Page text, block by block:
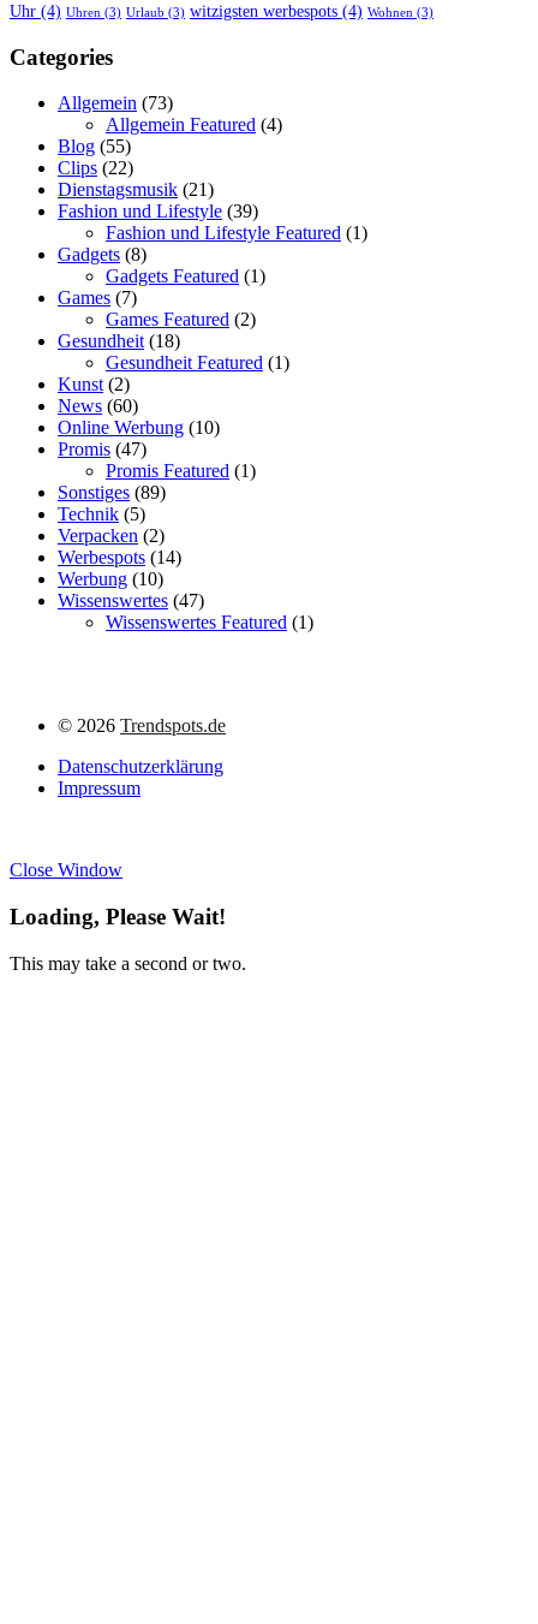
Uhr (4) Uhren (3) Urlaub (3) witzigsten werbespots (4) Wohnen (3)
Categories
Allgemein (73)
Allgemein Featured (4)
Blog (55)
Clips (22)
Dienstagsmusik (21)
Fashion und Lifestyle (39)
Fashion und Lifestyle Featured (1)
Gadgets (8)
Gadgets Featured (1)
Games (7)
Games Featured (2)
Gesundheit(18)
Gesundheit Featured (1)
Kunst(2)
News (60)
Online Werbung (10)
Promis (47)
Promis Featured (1)
Sonstiges (89)
Technik (5)
Verpacken (2)
Werbespots (14)
Werbung (10)
Wissenswertes (47)
Wissenswertes Featured (1)
© 2026 Trendspots.de
Datenschutzerklärung
Impressum
Close Window
Loading, Please Wait!
This may take a second or two.